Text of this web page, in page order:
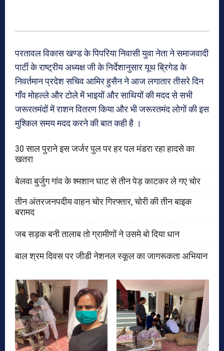
परतावल विकास खण्ड के पिपरिया निवासी युवा नेता ने समाजवादी
पार्टी के राष्ट्रीय अध्यक्ष जी के निर्देशानुसार यूथ ब्रिगेड के
निवर्तमान प्रदेश सचिव आमिर हुसैन ने आज लगातार तीसरे दिन
गाँव मोहल्ले और टोले में भाइयों और साथियों की मदद से सभी
जरूरतमंदों में राशन वितरण किया और भी जरूरतमंद लोगों की इस
मुश्किल समय मदद करने की बात कही है ।
30 साल पुराने इस जर्जर पुल पर हर पल मंडरा रहा हादसे का
खतरा
बेलवा बुर्जुग गांव के श्मशान घाट से तीन पेड़ काटकर ले गए चोर
तीन अंतरजनपदीय वाहन चोर गिरफ्तार, चोरी की तीन बाइक
बरामद
जब सड़क बनी तालाब तो ग्रामीणों ने उसमे बो दिया धान
बाल श्रम दिवस पर जीडी नेशनल स्कूल का जागरूकता अभियान